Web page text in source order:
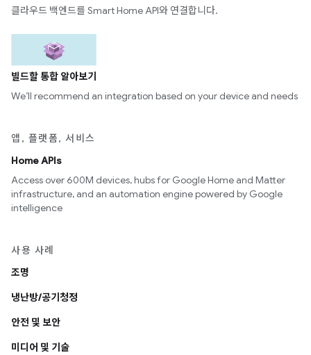
클라우드 백엔드를 Smart Home API와 연결합니다.
빌드할 통합 알아보기
We’ll recommend an integration based on your device and needs
앱, 플랫폼, 서비스
Home APIs
Access over 600M devices, hubs for Google Home and Matter
infrastructure, and an automation engine powered by Google
intelligence
사용 사례
조명
냉난방/공기청정
안전 및 보안
미디어 및 기술